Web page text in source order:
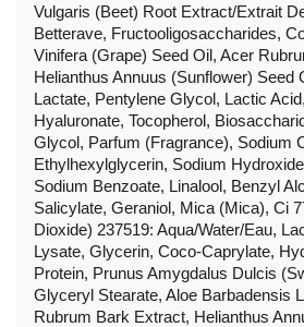
Vulgaris (Beet) Root Extract/Extrait
Betterave, Fructooligosaccharides,
Vinifera (Grape) Seed Oil, Acer
Helianthus Annuus (Sunflower) Seed
Lactate, Pentylene Glycol, Lactic
Hyaluronate, Tocopherol,
Glycol, Parfum (Fragrance), Sodium
Ethylhexylglycerin, Sodium
Sodium Benzoate, Linalool, Benzyl
Salicylate, Geraniol, Mica (Mica), Ci
Dioxide) 237519: Aqua/Water/Eau,
Lysate, Glycerin, Coco-Caprylate,
Protein, Prunus Amygdalus Dulcis
Glyceryl Stearate, Aloe Barbadensis
Rubrum Bark Extract, Helianthus